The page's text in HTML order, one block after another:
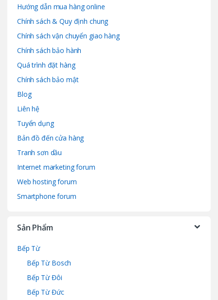
Hướng dẫn mua hàng online
Chính sách & Quy định chung
Chính sách vận chuyển giao hàng
Chính sách bảo hành
Quá trình đặt hàng
Chính sách bảo mật
Blog
Liên hệ
Tuyển dụng
Bản đồ đến cửa hàng
Tranh sơn dầu
Internet marketing forum
Web hosting forum
Smartphone forum
Sản Phẩm
Bếp Từ
Bếp Từ Bosch
Bếp Từ Đôi
Bếp Từ Đức